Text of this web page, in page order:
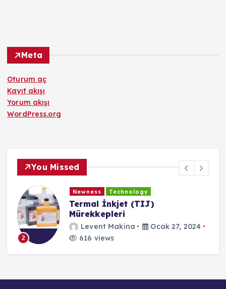
Meta
Oturum aç
Kayıt akışı
Yorum akışı
WordPress.org
You Missed
2
Newness Technology
Termal İnkjet (TIJ)
Mürekkepleri
Levent Makina
Ocak 27, 2024
616 views